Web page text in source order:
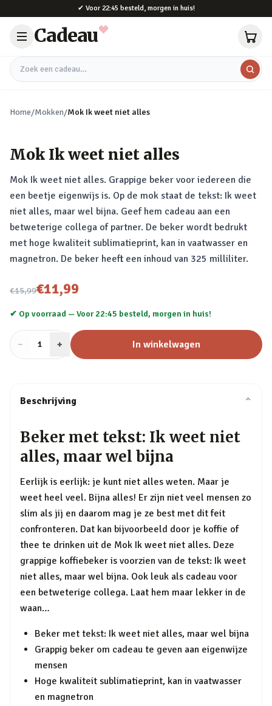
✔ Voor 22:45 besteld, morgen in huis!
Cadeau
Zoek een cadeau
Home/Mokken/Mok Ik weet niet alles
Mok Ik weet niet alles
Mok Ik weet niet alles. Grappige beker voor iedereen die
een beetje eigenwijs is. Op de mok staat de tekst: Ik weet
niet alles, maar wel bijna. Geef hem cadeau aan een
betweterige collega of partner. De beker wordt bedrukt
met hoge kwaliteit sublimatieprint, kan in vaatwasser en
magnetron. De beker heeft een inhoud van 325 milliliter.
€15,99
Nu voor€11,99
✔ Op voorraad —Voor 22:45 besteld, morgen in huis!
− Aantal
1 + In winkelwagen
Beschrijving ⌄
Beker met tekst: Ik weet niet
alles, maar wel bijna
Eerlijk is eerlijk: je kunt niet alles weten. Maar je
weet heel veel. Bijna alles! Er zijn niet veel mensen zo
slim als jij en daarom mag je ze best met dit feit
confronteren. Dat kan bijvoorbeeld door je koffie of
thee te drinken uit de Mok Ik weet niet alles. Deze
grappige koffiebeker is voorzien van de tekst: Ik weet
niet alles, maar wel bijna. Ook leuk als cadeau voor
een betweterige collega. Laat hem maar lekker in de
waan…
Beker met tekst: Ik weet niet alles, maar wel bijna
Grappig beker om cadeau te geven aan eigenwijze
mensen
Hoge kwaliteit sublimatieprint, kan in vaatwasser
en magnetron